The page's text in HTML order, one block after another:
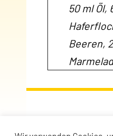
50 ml Öl,
Beeren,